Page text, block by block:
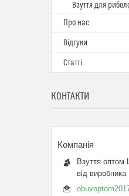
Взуття для
Про нас
Відгуки
Статті
КОНТАКТИ
Взуття оптом
від виробника